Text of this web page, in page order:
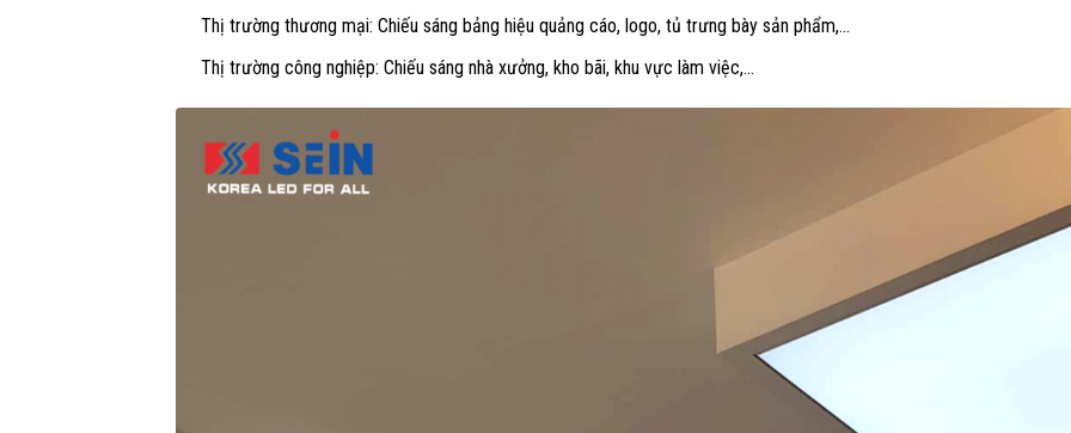
Thị trường thương mại: Chiếu sáng bảng hiệu quảng cáo, logo, tủ trưng bày sản phẩm,…
Thị trường công nghiệp: Chiếu sáng nhà xưởng, kho bãi, khu vực làm việc,…